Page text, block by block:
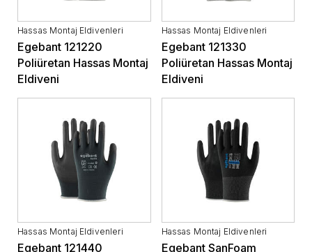
Hassas Montaj Eldivenleri
Egebant 121220
Poliüretan Hassas Montaj
Eldiveni
Hassas Montaj Eldivenleri
Egebant 121330
Poliüretan Hassas Montaj
Eldiveni
Hassas Montaj Eldivenleri
Egebant 121440
Hassas Montaj Eldivenleri
Egebant SanFoam